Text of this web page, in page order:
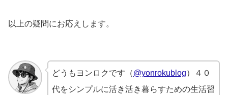
以上の疑問にお応えします。
どうもヨンロクです（@yonrokublog）４０
代をシンプルに活き活き暮らすための生活習